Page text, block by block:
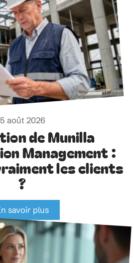
5 août 2026
de Munilla
Management :
les clients
?
savoir plus